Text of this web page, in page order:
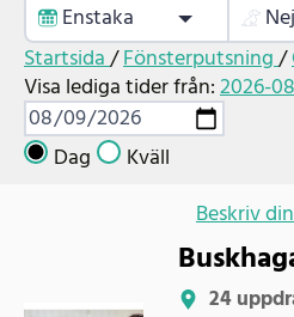
Enstaka
Nej
Startsida/Fönsterputsning/
Visa lediga tider från:2026-
Dag
Kväll
Beskriv
24